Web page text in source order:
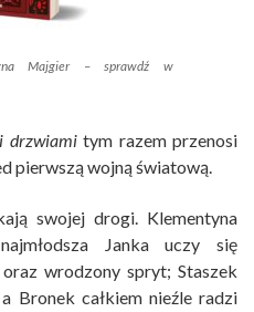
Majgier – sprawdź w
drzwiamitym razem przenosi
pierwszą wojną światową.
swojej drogi. Klementyna
Janka uczy się
wrodzony spryt; Staszek
Bronek całkiem nieźle radzi